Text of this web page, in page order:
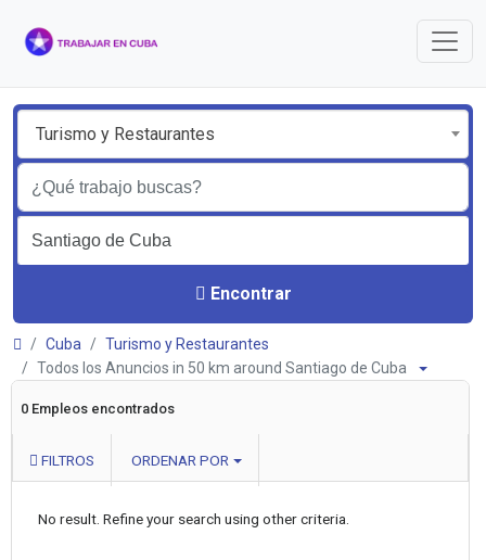
Turismo y Restaurantes
Encontrar
Cuba
Turismo y Restaurantes
Todos los Anuncios in 50 km around Santiago de Cuba
0 Empleos encontrados
FILTROS ORDENAR POR
No result. Refine your search using other criteria.